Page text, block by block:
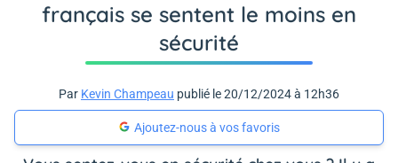
français se sentent le moins en
sécurité
Par Kevin Champeau publié le 20/12/2024 à 12h36
Ajoutez-nous à vos favoris